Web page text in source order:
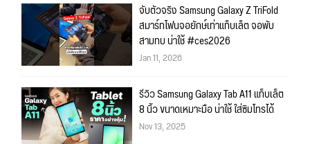
จับตัวจริง Samsung Galaxy Z TriFold
สมาร์ทโฟนจอยักษ์เท่าแท็บเล็ต จอพับ
สามทบ น่าใช้ #ces2026
Jan 11, 2026
รีวิว Samsung Galaxy Tab A11 แท็บเล็ต
8 นิ้ว ขนาดเหมาะมือ น่าใช้ ใส่ซิมโทรได้
Nov 13, 2025